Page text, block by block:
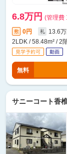
6.8万円 (管理費
敷 0円 礼
13.6
2LDK / 58.48m² / 2
無料
サニーコート香